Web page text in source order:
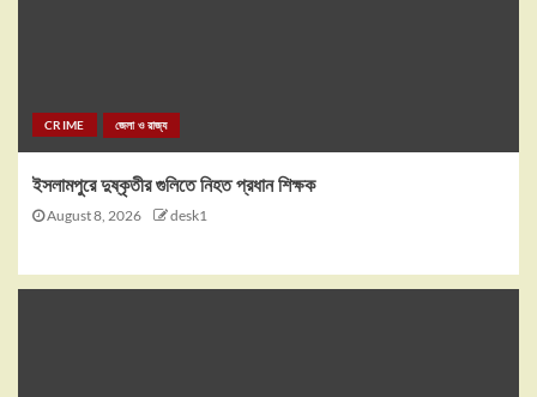
CRIME জেলা ও রাজ্য
ইসলামপুরে দুষ্কৃতীর গুলিতে নিহত প্রধান শিক্ষক
August 8, 2026 desk1